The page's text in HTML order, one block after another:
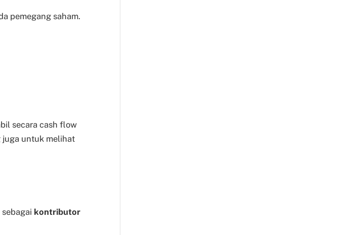
pemegang saham.
secara cash flow
juga untuk melihat
kontributor